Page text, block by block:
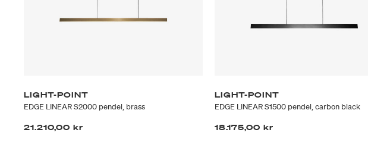
LIGHT-POINT
EDGE LINEAR S2000 pendel, brass
21.210,00 kr
LIGHT-POINT
EDGE LINEAR S1500 pendel, carbon black
18.175,00 kr